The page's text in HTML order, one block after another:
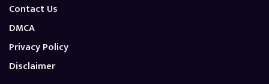
Contact Us
DMCA
Privacy Policy
Disclaimer